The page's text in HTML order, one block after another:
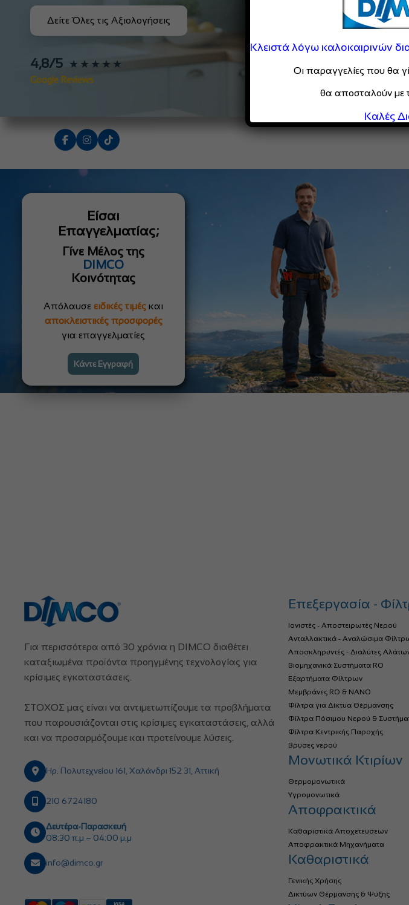
Δείτε Όλες τις Αξιολογήσεις
4,8/5 ★★★★★
Google Reviews
Είσαι
Επαγγελματίας;
Γίνε Μέλος της
DIMCO
Κοινότητας
Απόλαυσε ειδικές τιμές και
αποκλειστικές προσφορές
για επαγγελματίες
Κάντε Εγγραφή
Για περισσότερα από 30 χρόνια η DIMCO διαθέτει
καταξιωμένα προϊόντα προηγμένης τεχνολογίας για
κρίσιμες εγκαταστάσεις.
ΣΤΟΧΟΣ μας είναι να αντιμετωπίζουμε τα προβλήματα
που παρουσιάζονται στις κρίσιμες εγκαταστάσεις, αλλά
και να προσαρμόζουμε και προτείνουμε λύσεις.
Ηρ. Πολυτεχνείου 161, Χαλάνδρι 152 31, Αττική
210 6724180
Δευτέρα-Παρασκευή
08:30 π.μ – 04:00 μ.μ
info@dimco.gr
Επεξεργασία -
Ιονιστές - Αποστειρωτές Νερού
Ανταλλακτικά - Αναλώσιμα
Αποσκληρυντές - Διαλύτες
Βιομηχανικά Συστήματα RO
Εξαρτήματα Φίλτρων
Μεμβράνες RO & NANO
Φίλτρα για Δίκτυα Θέρμανσης
Φίλτρα Πόσιμου Νερού &
Φίλτρα Κεντρικής Παροχής
Βρύσες νερού
Μονωτικά Κτιρίων
Θερμομονωτικά
Υγρομονωτικά
Αποφρακτικά
Καθαριστικά Αποχετεύσεων
Αποφρακτικά Μηχανήματα
Καθαριστικά
Γενικής Χρήσης
Δικτύων Θέρμανσης & Ψύξης
Κλειστά λόγω καλοκαιρινών
Οι παραγγελίες που θα
θα αποσταλούν με
Καλές